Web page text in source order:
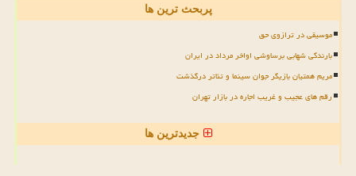
پربحث ترین ها
موسیقی در ترازوی حق
بارندگی شهابی برساوشی اواخر مرداد در ایران
مریم همتیان بازیگر جوان سینما و تئاتر درگذشت
رقم های عجیب و غریب اجاره در بازار تهران
جدیدترین ها